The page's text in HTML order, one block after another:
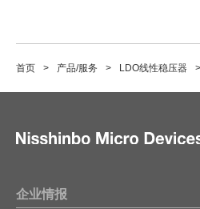
首页 产品/服务 LDO线性稳压器
企业情报